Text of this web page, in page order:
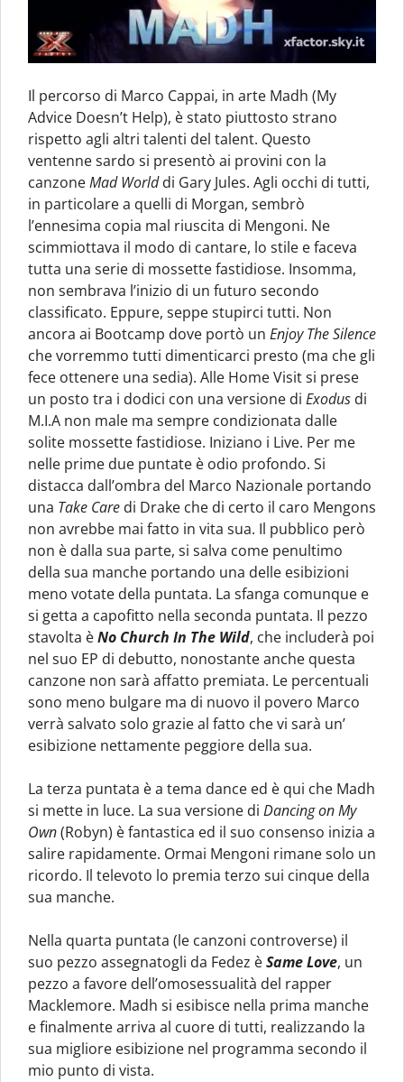
Il percorso di Marco Cappai, in arte Madh (My
Advice Doesn’t Help), è stato piuttosto strano
rispetto agli altri talenti del talent. Questo
ventenne sardo si presentò ai provini con la
canzoneMad Worlddi Gary Jules. Agli occhi di tutti,
in particolare a quelli di Morgan, sembrò
l’ennesima copia mal riuscita di Mengoni. Ne
scimmiottava il modo di cantare, lo stile e faceva
tutta una serie di mossette fastidiose. Insomma,
non sembrava l’inizio di un futuro secondo
classificato. Eppure, seppe stupirci tutti. Non
ancora ai Bootcamp dove portò un Enjoy The Silence
che vorremmo tutti dimenticarci presto (ma che gli
fece ottenere una sedia). Alle Home Visit si prese
un posto tra i dodici con una versione di Exodus di
M.I.A non male ma sempre condizionata dalle
solite mossette fastidiose. Iniziano i Live. Per me
nelle prime due puntate è odio profondo. Si
distacca dall’ombra del Marco Nazionale portando
una Take Care di Drake che di certo il caro Mengons
non avrebbe mai fatto in vita sua. Il pubblico però
non è dalla sua parte, si salva come penultimo
della sua manche portando una delle esibizioni
meno votate della puntata. La sfanga comunque e
si getta a capofitto nella seconda puntata. Il pezzo
stavolta èNo Church In The Wild, che includerà poi
nel suo EP di debutto, nonostante anche questa
canzone non sarà affatto premiata. Le percentuali
sono meno bulgare ma di nuovo il povero Marco
verrà salvato solo grazie al fatto che vi sarà un’
esibizione nettamente peggiore della sua.
La terza puntata è a tema dance ed è qui che Madh
si mette in luce. La sua versione di Dancing on My
Own(Robyn) è fantastica ed il suo consenso inizia a
salire rapidamente. Ormai Mengoni rimane solo un
ricordo. Il televoto lo premia terzo sui cinque della
sua manche.
Nella quarta puntata (le canzoni controverse) il
suo pezzo assegnatogli da Fedez èSame Love, un
pezzo a favore dell’omosessualità del rapper
Macklemore. Madh si esibisce nella prima manche
e finalmente arriva al cuore di tutti, realizzando la
sua migliore esibizione nel programma secondo il
mio punto di vista.